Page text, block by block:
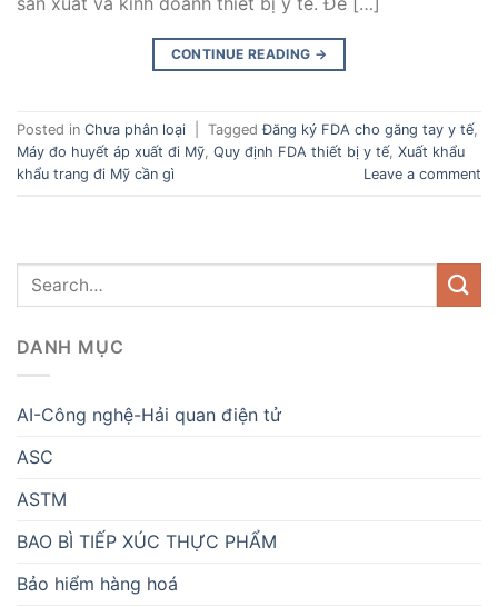
CONTINUE READING →
Posted in Chưa phân loại TaggedĐăng ký FDA cho găng tay y tế,
Máy đo huyết áp xuất đi Mỹ, Quy định FDA thiết bị y tế, Xuất khẩu
khẩu trang đi Mỹ cần gì
Leave a comment
DANH MỤC
AI-Công nghệ-Hải quan điện tử
ASC
ASTM
BAO BÌ TIẾP XÚC THỰC PHẨM
Bảo hiểm hàng hoá